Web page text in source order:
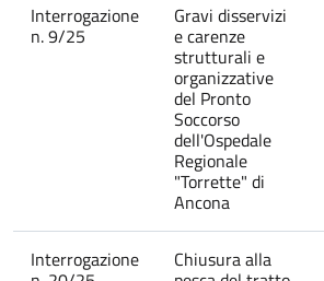
Interrogazione
n. 9/25
Gravi disservizi
e carenze
strutturali e
organizzative
del Pronto
Soccorso
dell'Ospedale
Regionale
"Torrette" di
Ancona
Interrogazione Chiusura alla